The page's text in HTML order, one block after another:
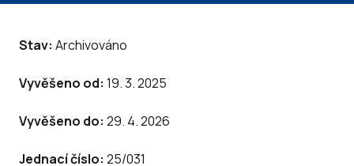
Stav: Archivováno
Vyvěšeno od: 19. 3. 2025
Vyvěšeno do: 29. 4. 2026
Jednací číslo: 25/031